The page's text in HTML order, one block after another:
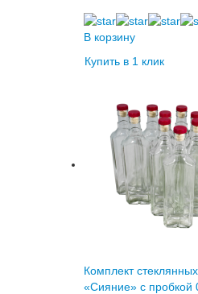
В корзину
Купить в 1 клик
Комплект
«Сияние» с пробкой